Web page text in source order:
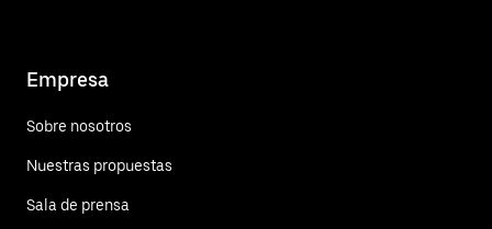
Empresa
Sobre nosotros
Nuestras propuestas
Sala de prensa